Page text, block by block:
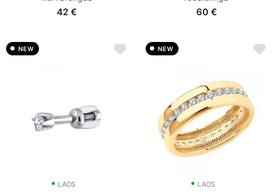
42 € 60 €
NEW
LAOS
NEW
LAOS